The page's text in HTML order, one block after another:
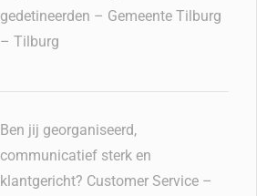
gedetineerden – Gemeente Tilburg
– Tilburg
Ben jij georganiseerd,
communicatief sterk en
klantgericht? Customer Service –